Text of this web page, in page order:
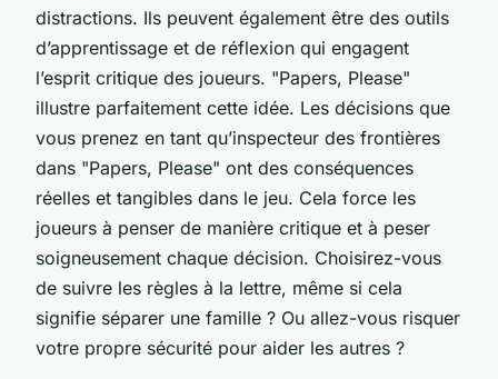
distractions. Ils peuvent également être des outils
d’apprentissage et de réflexion qui engagent
l’esprit critique des joueurs. "Papers, Please"
illustre parfaitement cette idée. Les décisions que
vous prenez en tant qu’inspecteur des frontières
dans "Papers, Please" ont des conséquences
réelles et tangibles dans le jeu. Cela force les
joueurs à penser de manière critique et à peser
soigneusement chaque décision. Choisirez-vous
de suivre les règles à la lettre, même si cela
signifie séparer une famille ? Ou allez-vous risquer
votre propre sécurité pour aider les autres ?